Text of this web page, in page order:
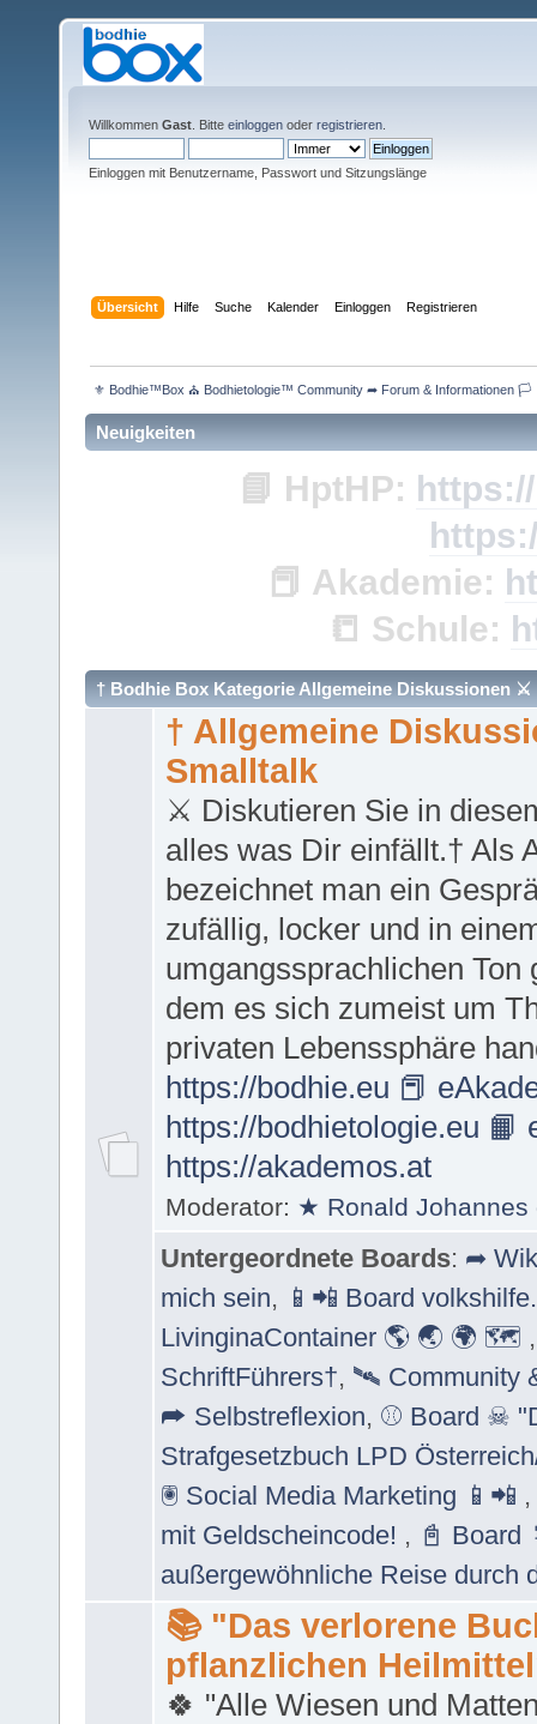
Willkommen Gast . Bitte einloggen oder registrieren
Einloggen mit Benutzername, Passwort und Sitzungslänge
Übersicht Hilfe Suche Kalender Einloggen Registrieren
⚜ Bodhie™Box ⛪ Bodhietologie™ Community ➦ Forum & Informationen
Neuigkeiten
📘 HptHP:
📕 Akademie:
📒 Schule:
† Bodhie Box Kategorie Allgemeine Diskussionen ⚔
† Allgemeine
Smalltalk
⚔ Diskutieren Sie in
alles was Dir einfällt.† Als
bezeichnet man ein
zufällig, locker und in
umgangssprachlichen Ton
dem es sich zumeist um
privaten Lebenssphäre
https://bodhie.eu 📕
https://bodhietologie.eu 📙
https://akademos.at
Moderator: ★ Ronald Johannes
Untergeordnete Boards: ➦
mich sein, 📱📲 Board
LivinginaContainer 🌎 🌏 🌍 🗺
SchriftFührers†, 🛰 Community
➦ Selbstreflexion, ⚾ Board ☠
Strafgesetzbuch LPD
🖲 Social Media Marketing 📱📲 ,
mit Geldscheincode! , 📓 Board
außergewöhnliche Reise durch
📚 "Das verlorene
pflanzlichen
🍀 "Alle Wiesen und